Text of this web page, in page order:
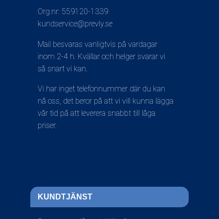
Org.nr: 559120-1339
kundservice@prevly.se
Mail besvaras vanligtvis på vardagar
inom 2-4 h. Kvällar och helger svarar vi
så snart vi kan.
Vi har inget telefonnummer där du kan
nå oss, det beror på att vi vill kunna lägga
vår tid på att leverera snabbt till låga
priser.
KUNDTJÄNST